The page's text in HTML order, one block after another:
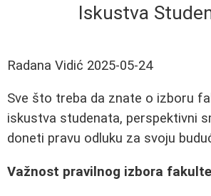
Iskustva
Radana Vidić 2025-05-24
Sve što treba da znate o izboru
iskustva studenata, perspektivni
doneti pravu odluku za svoju
Važnost pravilnog izbora